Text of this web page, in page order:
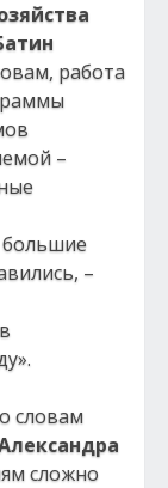
работа
–
–
словам
сложно